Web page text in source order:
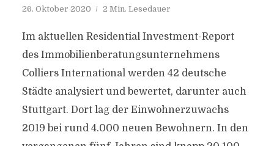
26. Oktober 2020 2 Min. Lesedauer
Im aktuellen Residential Investment-Report
des Immobilienberatungsunternehmens
Colliers International werden 42 deutsche
Städte analysiert und bewertet, darunter auch
Stuttgart. Dort lag der Einwohnerzuwachs
2019 bei rund 4.000 neuen Bewohnern. In den